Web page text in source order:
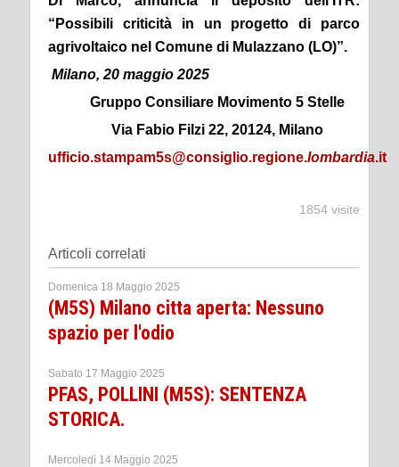
“Possibili criticità in un progetto di parco
agrivoltaico nel Comune di Mulazzano (LO)”.
Milano, 20 maggio 2025
Gruppo Consiliare Movimento 5 Stelle
Via Fabio Filzi 22, 20124, Milano
ufficio.stampam5s@consiglio.regione.lombardia.it
1854 visite
Articoli correlati
Domenica 18 Maggio 2025
(M5S) Milano citta aperta: Nessuno
spazio per l'odio
Sabato 17 Maggio 2025
PFAS, POLLINI (M5S): SENTENZA
STORICA.
Mercoledì 14 Maggio 2025